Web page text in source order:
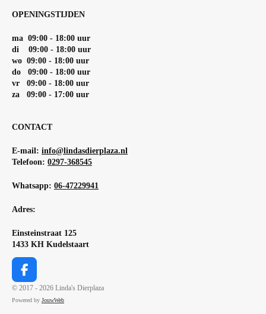
OPENINGSTIJDEN
ma 09:00 - 18:00 uur
di 09:00 - 18:00 uur
wo 09:00 - 18:00 uur
do 09:00 - 18:00 uur
vr 09:00 - 18:00 uur
za 09:00 - 17:00 uur
CONTACT
E-mail: info@lindasdierplaza.nl
Telefoon: 0297-368545
Whatsapp: 06-47229941
Adres:
Einsteinstraat 125
1433 KH Kudelstaart
F
a
c
© 2017 - 2026 Linda's Dierplaza
Powered by JouwWeb